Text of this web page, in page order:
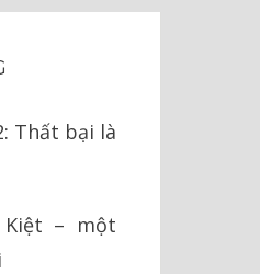
Thất bại là
Kiệt – một